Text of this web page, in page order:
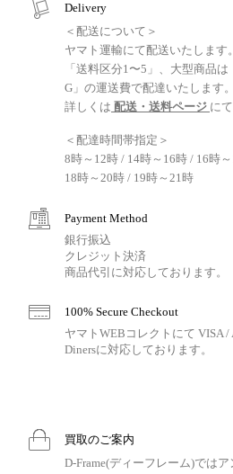
Delivery
＜配送について＞
ヤマト運輸にて配送いたします。
「送料区分1〜5」、大型商品
G」の運送費で配達いたします。
詳しくは 配送・送料ページ に
＜配達時間帯指定＞
8時～12時 / 14時～16時 / 16時
18時～20時 / 19時～21時
Payment Method
銀行振込
クレジット決済
商品代引に対応しております。
100% Secure Checkout
ヤマトWEBコレクトにて VISA /
Dinersに対応しております。
買取のご案内
D-Frame(ディーフレーム)では